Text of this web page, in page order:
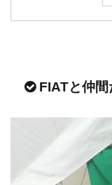
FIATと仲間